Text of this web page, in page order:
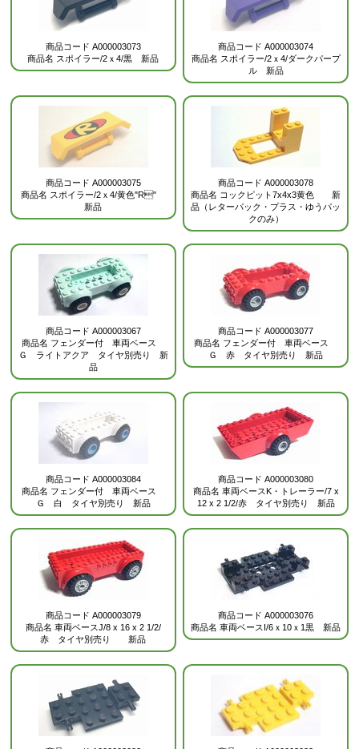
商品コード A000003073
商品名 スポイラー/2ｘ4/黒 新品
商品コード A000003074
商品名 スポイラー/2ｘ4/ダークパープ
ル 新品
商品コード A000003075
商品名 スポイラー/2ｘ4/黄色"R"
新品
商品コード A000003078
商品名 コックピット7x4x3黄色 新
品（レターパック・プラス・ゆうパッ
クのみ）
商品コード A000003067
商品名 フェンダー付 車両ベース
Ｇ ライトアクア タイヤ別売り 新
品
商品コード A000003077
商品名 フェンダー付 車両ベース
Ｇ 赤 タイヤ別売り 新品
商品コード A000003084
商品名 フェンダー付 車両ベース
Ｇ 白 タイヤ別売り 新品
商品コード A000003080
商品名 車両ベースK・トレーラー/7 x
12 x 2 1/2/赤 タイヤ別売り 新品
商品コード A000003079
商品名 車両ベースJ/8 x 16 x 2 1/2/
赤 タイヤ別売り 新品
商品コード A000003076
商品名 車両ベースI/6ｘ10ｘ1黒 新品